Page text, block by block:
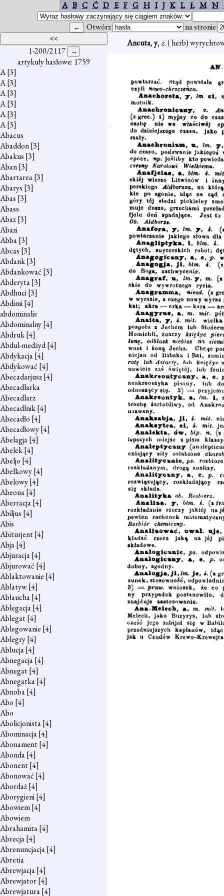
A B C Ć D E F G H I J K L Ł M N
Otwórz na stronie
1-200/2117
artykuły hasłowe: 1759
A[3]
A[3]
A[3]
A[3]
A[3]
A[3]
Abacus
Abaddon[3]
Abakus [3]
Aban[3]
Abartarea[3]
Abarys [3]
Abas [3]
Abass
Abaz[3]
Abazi
Abba[3]
Abcas [3]
Abdank[3]
Abdankować [3]
Abderyta[3]
Abdhuci[3]
Abdimi[4]
abdominalis
Abdominalny[4]
Abdruk[4]
Abdul-medżyd[4]
Abdykacja[4]
Abdykować [4]
Abecadarjusz[4]
Abecadlarka
Abecadlarz
Abecadlnik[4]
Abecadło [4]
Abecadłowy[4]
Abelagja[4]
Abelek[4]
Abeljo [4]
Abelkowy[4]
Abelowy[4]
Abeona[4]
Aberracja[4]
Abiljus [4]
Abis
Abiturjent[4]
Abja[4]
Abjuracja[4]
Abjurować [4]
Ablaktowanie [4]
Ablatyw[4]
Abłaucha[4]
Ablegacja[4]
Ablegat[4]
Ablegowanie [4]
Ablegry[4]
Ablucja[4]
Abnegacja[4]
Abnegat[4]
Abnegatka[4]
Abnoba[4]
Abo [4]
Abo
Abolicjonista[4]
Abominacja[4]
Abonament[4]
Abonda[4]
Abonent[4]
Abonować [4]
Abordaż[4]
Aborygieni[4]
Abowiem[4]
Abowiem
Abrahamita[4]
Abrecja[4]
Abrenuncjacja[4]
Abretia
Abrewjacja[4]
Abrewjator[4]
Abrewjatura[4]
Ancuta,y,ż.( herb)